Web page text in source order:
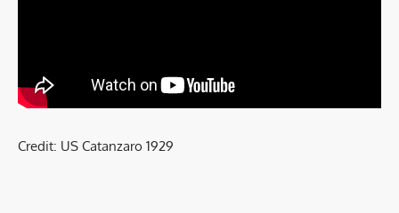
Credit: US Catanzaro 1929